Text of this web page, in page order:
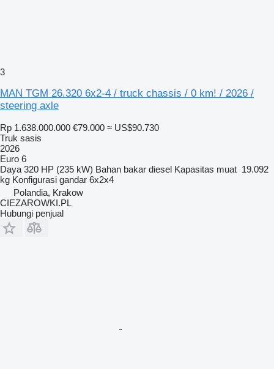
3
MAN TGM 26.320 6x2-4 / truck chassis / 0 km! / 2026 /
steering axle
Rp 1.638.000.000 €79.000 ≈ US$90.730
Truk sasis
2026
Euro 6
Daya 320 HP (235 kW) Bahan bakar diesel Kapasitas muat 19.092
kg Konfigurasi gandar 6x2x4
Polandia, Krakow
CIEZAROWKI.PL
Hubungi penjual